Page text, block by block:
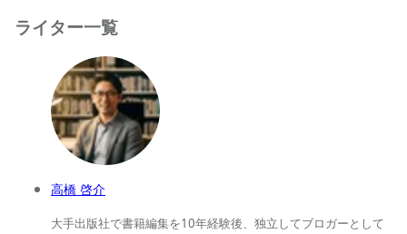
ライター一覧
高橋 啓介
大手出版社で書籍編集を10年経験後、独立してブロガーとして